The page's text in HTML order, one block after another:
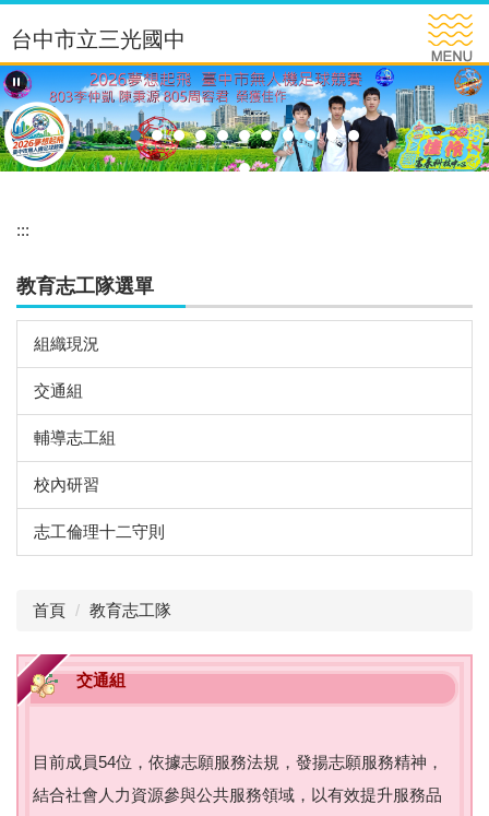
到
主
要
內
容
區
台中市立三光國中
:::
教育志工隊選單
組織現況
交通組
輔導志工組
校內研習
志工倫理十二守則
首頁 教育志工隊
交通組
目前成員54位，依據志願服務法規，發揚志願服務精神，
結合社會人力資源參與公共服務領域，以有效提升服務品